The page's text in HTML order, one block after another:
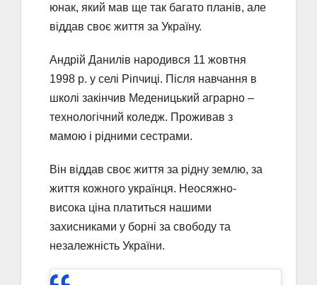
юнак, який мав ще так багато планів, але
віддав своє життя за Україну.
Андрій Данилів народився 11 жовтня
1998 р. у селі Ріпчиці. Після навчання в
школі закінчив Меденицький аграрно –
технологічний коледж. Проживав з
мамою і рідними сестрами.
Він віддав своє життя за рідну землю, за
життя кожного українця. Неосяжно-
висока ціна платиться нашими
захисниками у борні за свободу та
незалежність України.